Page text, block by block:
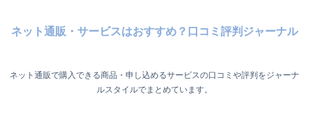
ネット通販・サービスはおすすめ？口コミ評判ジャーナル
ネット通販で購入できる商品・申し込めるサービスの口コミや評判をジャーナ
ルスタイルでまとめています。